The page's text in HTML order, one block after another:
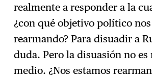
realmente a responder a la
¿con qué objetivo político
rearmando? Para disuadir a
duda. Pero la disuasión no es
medio. ¿Nos estamos